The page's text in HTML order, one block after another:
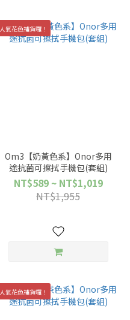
人氣花色補貨囉！
Om3【奶黃色系】Onor多用
途抗菌可擦拭手機包(套組)
NT$589 ~ NT$1,019
NT$1,955
人氣花色補貨囉！